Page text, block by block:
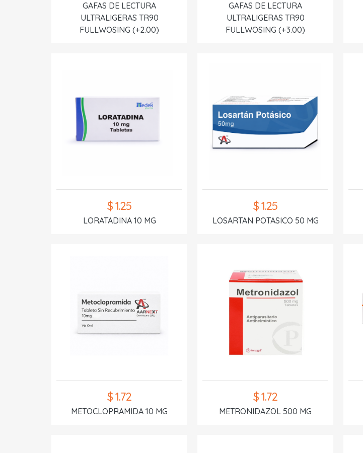
GAFAS DE LECTURA
ULTRALIGERAS TR90
FULLWOSING (+2.00)
GAFAS DE LECTURA
ULTRALIGERAS TR90
FULLWOSING (+3.00)
$ 1.25
LORATADINA 10 MG
$ 1.25
LOSARTAN POTASICO 50 MG
$ 1.72
METOCLOPRAMIDA 10 MG
$ 1.72
METRONIDAZOL 500 MG